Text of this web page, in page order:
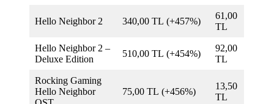
Hello Neighbor 2 340,00 TL (+457%)
61,00
TL
Hello Neighbor 2 –
Deluxe Edition
510,00 TL (+454%)
92,00
TL
Rocking Gaming
Hello Neighbor
75,00 TL (+456%)
13,50
TL